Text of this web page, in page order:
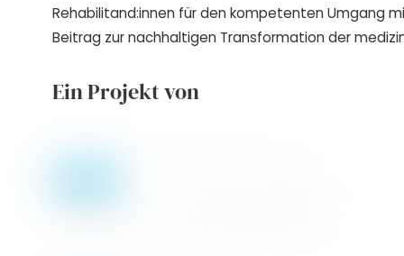
Rehabilitand:innen für den kompetenten Umgang
Beitrag zur nachhaltigen Transformation der
Ein Projekt von